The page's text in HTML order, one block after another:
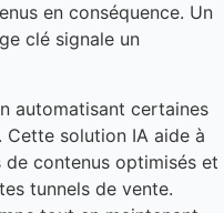
en conséquence. Un
clé signale un
automatisant certaines
solution IA aide à
contenus optimisés et
tunnels de vente.